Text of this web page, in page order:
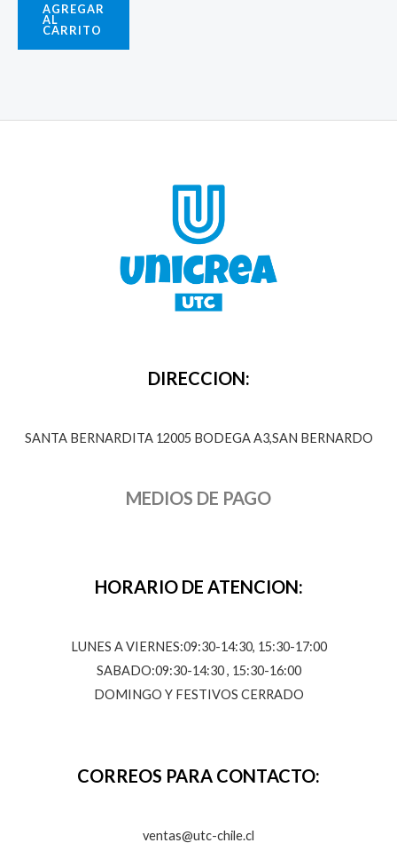
AGREGAR
AL
CARRITO
DIRECCION:
SANTA BERNARDITA 12005 BODEGA A3,SAN BERNARDO
MEDIOS DE PAGO
HORARIO DE ATENCION:
LUNES A VIERNES:09:30-14:30, 15:30-17:00
SABADO:09:30-14:30 , 15:30-16:00
DOMINGO Y FESTIVOS CERRADO
CORREOS PARA CONTACTO:
ventas@utc-chile.cl